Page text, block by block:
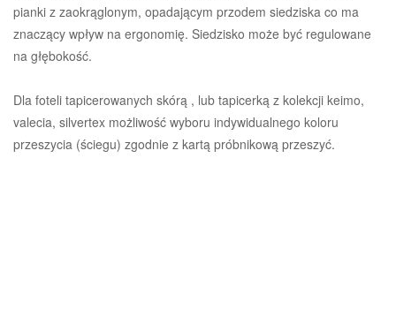
pianki z zaokrąglonym, opadającym przodem siedziska co ma
znaczący wpływ na ergonomię. Siedzisko może być regulowane
na głębokość.
Dla foteli tapicerowanych skórą , lub tapicerką z kolekcji keimo,
valecia, silvertex możliwość wyboru indywidualnego koloru
przeszycia (ściegu) zgodnie z kartą próbnikową przeszyć.